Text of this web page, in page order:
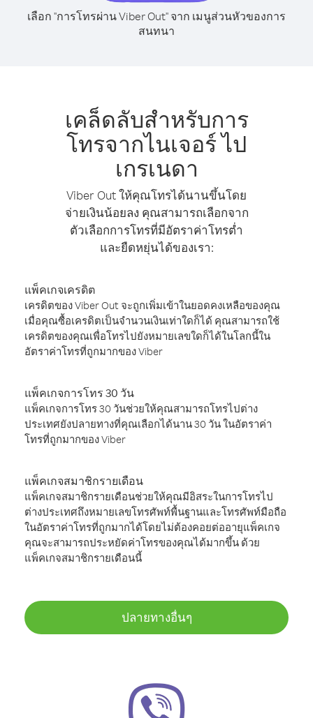
เลือก "การโทรผ่าน Viber Out" จาก เมนูส่วนหัวของการ
สนทนา
เคล็ดลับสำหรับการ
โทรจากไนเจอร์ ไป
เกรเนดา
Viber Out ให้คุณโทรได้นานขึ้นโดย
จ่ายเงินน้อยลง คุณสามารถเลือกจาก
ตัวเลือกการโทรที่มีอัตราค่าโทรต่ำ
และยืดหยุ่นได้ของเรา:
แพ็คเกจเครดิต
เครดิตของ Viber Out จะถูกเพิ่มเข้าในยอดคงเหลือของคุณ
เมื่อคุณซื้อเครดิตเป็นจำนวนเงินเท่าใดก็ได้ คุณสามารถใช้
เครดิตของคุณเพื่อโทรไปยังหมายเลขใดก็ได้ในโลกนี้ใน
อัตราค่าโทรที่ถูกมากของ Viber
แพ็คเกจการโทร 30 วัน
แพ็คเกจการโทร 30 วันช่วยให้คุณสามารถโทรไปต่าง
ประเทศยังปลายทางที่คุณเลือกได้นาน 30 วัน ในอัตราค่า
โทรที่ถูกมากของ Viber
แพ็คเกจสมาชิกรายเดือน
แพ็คเกจสมาชิกรายเดือนช่วยให้คุณมีอิสระในการโทรไป
ต่างประเทศถึงหมายเลขโทรศัพท์พื้นฐานและโทรศัพท์มือถือ
ในอัตราค่าโทรที่ถูกมากได้โดยไม่ต้องคอยต่ออายุแพ็คเกจ
คุณจะสามารถประหยัดค่าโทรของคุณได้มากขึ้น ด้วย
แพ็คเกจสมาชิกรายเดือนนี้
ปลายทางอื่นๆ